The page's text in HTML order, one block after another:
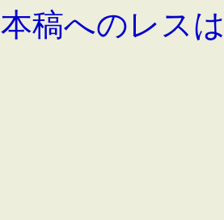
本稿へのレス